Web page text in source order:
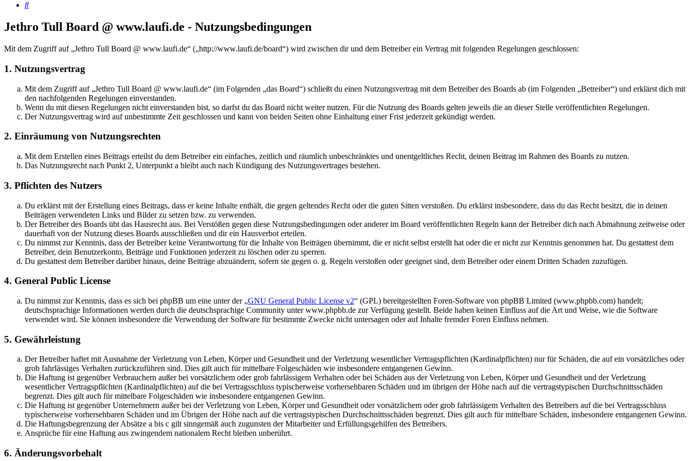
Suche
Jethro Tull Board @ www.laufi.de - Nutzungsbedingungen
Mit dem Zugriff auf „Jethro Tull Board @ www.laufi.de“ („http://www.laufi.de/board“) wird zwischen dir und dem Betreiber ein Vertrag mit folgenden Regelungen geschlossen:
1. Nutzungsvertrag
Mit dem Zugriff auf „Jethro Tull Board @ www.laufi.de“ (im Folgenden „das Board“) schließt du einen Nutzungsvertrag mit dem Betreiber des Boards ab (im Folgenden „Betreiber“) und erklärst dich mit
den nachfolgenden Regelungen einverstanden.
Wenn du mit diesen Regelungen nicht einverstanden bist, so darfst du das Board nicht weiter nutzen. Für die Nutzung des Boards gelten jeweils die an dieser Stelle veröffentlichten Regelungen.
Der Nutzungsvertrag wird auf unbestimmte Zeit geschlossen und kann von beiden Seiten ohne Einhaltung einer Frist jederzeit gekündigt werden.
2. Einräumung von Nutzungsrechten
Mit dem Erstellen eines Beitrags erteilst du dem Betreiber ein einfaches, zeitlich und räumlich unbeschränktes und unentgeltliches Recht, deinen Beitrag im Rahmen des Boards zu nutzen.
Das Nutzungsrecht nach Punkt 2, Unterpunkt a bleibt auch nach Kündigung des Nutzungsvertrages bestehen.
3. Pflichten des Nutzers
Du erklärst mit der Erstellung eines Beitrags, dass er keine Inhalte enthält, die gegen geltendes Recht oder die guten Sitten verstoßen. Du erklärst insbesondere, dass du das Recht besitzt, die in deinen
Beiträgen verwendeten Links und Bilder zu setzen bzw. zu verwenden.
Der Betreiber des Boards übt das Hausrecht aus. Bei Verstößen gegen diese Nutzungsbedingungen oder anderer im Board veröffentlichten Regeln kann der Betreiber dich nach Abmahnung zeitweise oder
dauerhaft von der Nutzung dieses Boards ausschließen und dir ein Hausverbot erteilen.
Du nimmst zur Kenntnis, dass der Betreiber keine Verantwortung für die Inhalte von Beiträgen übernimmt, die er nicht selbst erstellt hat oder die er nicht zur Kenntnis genommen hat. Du gestattest dem
Betreiber, dein Benutzerkonto, Beiträge und Funktionen jederzeit zu löschen oder zu sperren.
Du gestattest dem Betreiber darüber hinaus, deine Beiträge abzuändern, sofern sie gegen o. g. Regeln verstoßen oder geeignet sind, dem Betreiber oder einem Dritten Schaden zuzufügen.
4. General Public License
Du nimmst zur Kenntnis, dass es sich bei phpBB um eine unter der „GNU General Public License v2“ (GPL) bereitgestellten Foren-Software von phpBB Limited (www.phpbb.com) handelt;
deutschsprachige Informationen werden durch die deutschsprachige Community unter www.phpbb.de zur Verfügung gestellt. Beide haben keinen Einfluss auf die Art und Weise, wie die Software
verwendet wird. Sie können insbesondere die Verwendung der Software für bestimmte Zwecke nicht untersagen oder auf Inhalte fremder Foren Einfluss nehmen.
5. Gewährleistung
Der Betreiber haftet mit Ausnahme der Verletzung von Leben, Körper und Gesundheit und der Verletzung wesentlicher Vertragspflichten (Kardinalpflichten) nur für Schäden, die auf ein vorsätzliches oder
grob fahrlässiges Verhalten zurückzuführen sind. Dies gilt auch für mittelbare Folgeschäden wie insbesondere entgangenen Gewinn.
Die Haftung ist gegenüber Verbrauchern außer bei vorsätzlichem oder grob fahrlässigem Verhalten oder bei Schäden aus der Verletzung von Leben, Körper und Gesundheit und der Verletzung
wesentlicher Vertragspflichten (Kardinalpflichten) auf die bei Vertragsschluss typischerweise vorhersehbaren Schäden und im übrigen der Höhe nach auf die vertragstypischen Durchschnittsschäden
begrenzt. Dies gilt auch für mittelbare Folgeschäden wie insbesondere entgangenen Gewinn.
Die Haftung ist gegenüber Unternehmern außer bei der Verletzung von Leben, Körper und Gesundheit oder vorsätzlichem oder grob fahrlässigem Verhalten des Betreibers auf die bei Vertragsschluss
typischerweise vorhersehbaren Schäden und im Übrigen der Höhe nach auf die vertragstypischen Durchschnittsschäden begrenzt. Dies gilt auch für mittelbare Schäden, insbesondere entgangenen Gewinn.
Die Haftungsbegrenzung der Absätze a bis c gilt sinngemäß auch zugunsten der Mitarbeiter und Erfüllungsgehilfen des Betreibers.
Ansprüche für eine Haftung aus zwingendem nationalem Recht bleiben unberührt.
6. Änderungsvorbehalt